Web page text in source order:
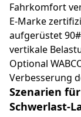
Fahrkomfort
E-Marke
aufgerüstet
vertikale
Optional
Verbesserung
Szenarien
Schwerlast-